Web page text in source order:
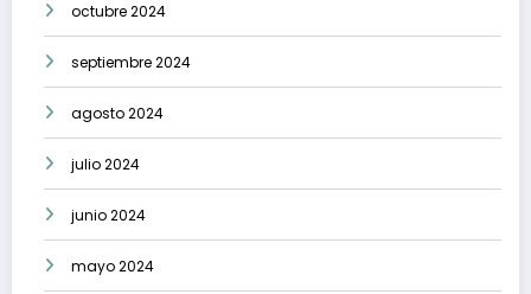
octubre 2024
septiembre 2024
agosto 2024
julio 2024
junio 2024
mayo 2024